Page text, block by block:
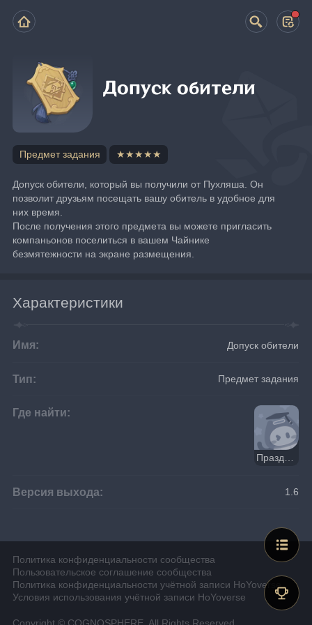
Допуск обители
Предмет задания ★★★★★
Допуск обители, который вы получили от Пухляша. Он
позволит друзьям посещать вашу обитель в удобное для
них время.
После получения этого предмета вы можете пригласить
компаньонов поселиться в вашем Чайнике
безмятежности на экране размещения.
Характеристики
Имя: Допуск обители
Тип: Предмет задания
Где найти:
Версия выхода: 1.6
Политика конфиденциальности сообщества
Пользовательское соглашение сообщества
Политика конфиденциальности учётной записи HoYoverse
Условия использования учётной записи HoYoverse